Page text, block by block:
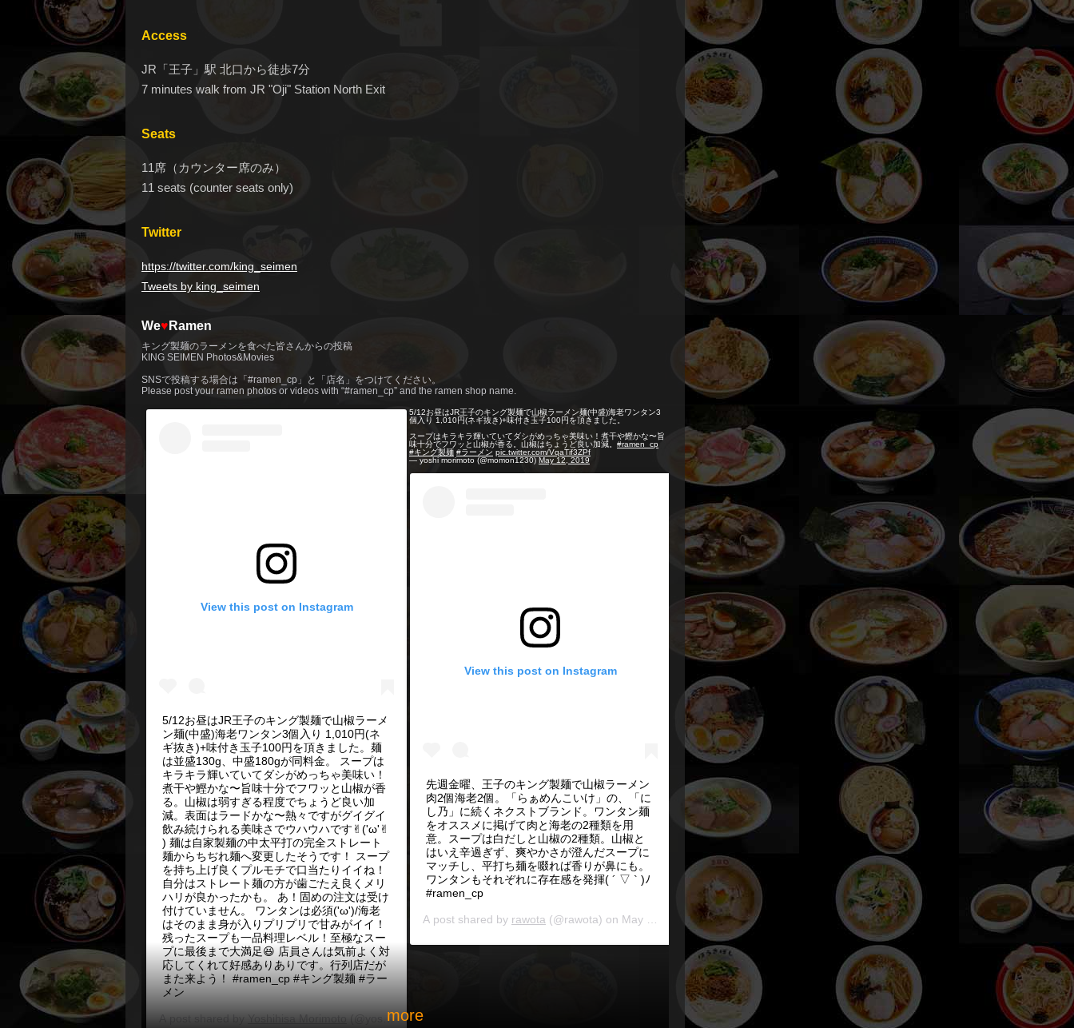
Access
JR「王子」駅 北口から徒歩7分
7 minutes walk from JR "Oji" Station North Exit
Seats
11席（カウンター席のみ）
11 seats (counter seats only)
Twitter
https://twitter.com/king_seimen
Tweets by king_seimen
We♥ Ramen
キング製麺のラーメンを食べた皆さんからの投稿
KING SEIMEN Photos&Movies
SNSで投稿する場合は「#ramen_cp」と「店名」をつけてください。
Please post your ramen photos or videos with “#ramen_cp” and the ramen shop name.
View this post on Instagram
5/12お昼はJR王子のキング製麺で山椒ラーメ
ン麺(中盛)海老ワンタン3個入り 1,010円(ネ
ギ抜き)+味付き玉子100円を頂きました。麺
は並盛130g、中盛180gが同料金。 スープは
キラキラ輝いていてダシがめっちゃ美味い！
煮干や鰹かな〜旨味十分でフワッと山椒が香
る。山椒は弱すぎる程度でちょうど良い加
減。表面はラードかな〜熱々ですがグイグイ
飲み続けられる美味さでウハウハです✌︎('ω'✌︎
) 麺は自家製麺の中太平打の完全ストレート
麺からちぢれ麺へ変更したそうです！ スープ
を持ち上げ良くプルモチで口当たりイイね！
自分はストレート麺の方が歯ごたえ良くメリ
ハリが良かったかも。 あ！固めの注文は受け
付けていません。 ワンタンは必須('ω')/海老
はそのまま身が入りプリプリで甘みがイイ！
残ったスープも一品料理レベル！至極なスー
プに最後まで大満足😆 店員さんは気前よく対
応してくれて好感ありありです。行列店だが
また来よう！ #ramen_cp #キング製麺 #ラー
メン
A post shared by Yoshihisa Morimoto (@yoshihisa.morimoto.7) on
5/12お昼はJR王子のキング製麺で山椒ラーメン麺(中盛)海老ワンタン3
個入り 1,010円(ネギ抜き)+味付き玉子100円を頂きました。
スープはキラキラ輝いていてダシがめっちゃ美味い！煮干や鰹かな〜旨
味十分でフワッと山椒が香る。山椒はちょうど良い加減。 #ramen_cp
#キング製麺 #ラーメン pic.twitter.com/VqaTif3ZPf
— yoshi morimoto (@momon1230) May 12, 2019
View this post on Instagram
先週金曜、王子のキング製麺で山椒ラーメン
肉2個海老2個。「らぁめんこいけ」の、「に
し乃」に続くネクストブランド。ワンタン麺
をオススメに掲げて肉と海老の2種類を用
意。スープは白だしと山椒の2種類。山椒と
はいえ辛過ぎず、爽やかさが澄んだスープに
マッチし、平打ち麺を啜れば香りが鼻にも。
ワンタンもそれぞれに存在感を発揮( ´ ▽ ` )ﾉ
#ramen_cp
A post shared by rawota (@rawota) on May 24, 2019 at 4:29pm PDT
more